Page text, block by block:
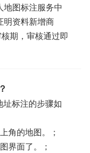
图标注服务中
明资料新增商
期，审核通过即
标注的步骤如
角的地图。；
界面了。；